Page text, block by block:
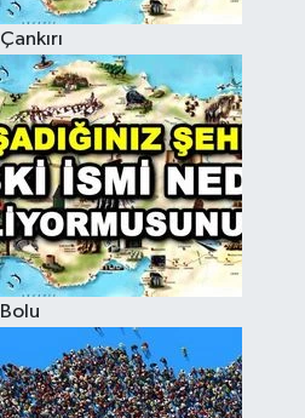
Çankırı
Bolu